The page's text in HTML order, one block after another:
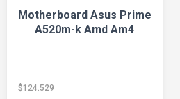
Motherboard Asus Prime
A520m-k Amd Am4
$124.529